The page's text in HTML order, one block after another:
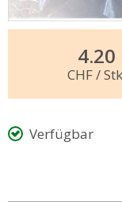
4.20
CHF/
Verfügbar